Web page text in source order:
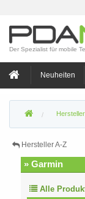
Der Spezialist für mobile
Neuheiten
Hersteller A-Z
» Garmin
Alle